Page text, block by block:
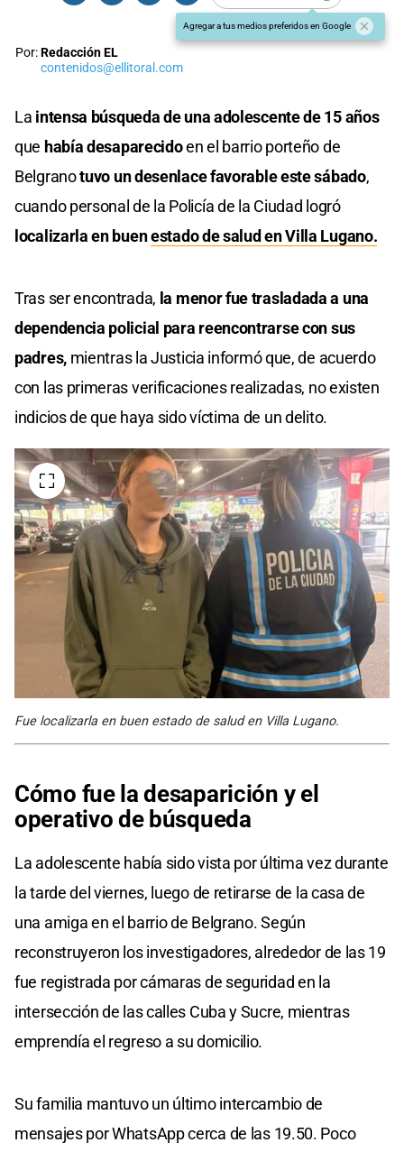
Agregar a tus medios preferidos en Google
Por:Redacción EL
contenidos@ellitoral.com
La intensa búsqueda de una adolescente de 15 años
que había desaparecidoen el barrio porteño de
Belgranotuvo un desenlace favorable este sábado,
cuando personal de la Policía de la Ciudad logró
localizarla en buenestado de salud en Villa Lugano.
Tras ser encontrada, la menor fue trasladada a una
dependencia policial para reencontrarse con sus
padres, mientras la Justicia informó que, de acuerdo
con las primeras verificaciones realizadas, no existen
indicios de que haya sido víctima de un delito.
Fue localizarla en buen estado de salud en Villa Lugano.
Cómo fue la desaparición y el
operativo de búsqueda
La adolescente había sido vista por última vez durante
la tarde del viernes, luego de retirarse de la casa de
una amiga en el barrio de Belgrano. Según
reconstruyeron los investigadores, alrededor de las 19
fue registrada por cámaras de seguridad en la
intersección de las calles Cuba y Sucre, mientras
emprendía el regreso a su domicilio.
Su familia mantuvo un último intercambio de
mensajes por WhatsApp cerca de las 19.50. Poco